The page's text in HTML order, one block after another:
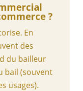
?
En
des
du bailleur
bail (souvent
usages).